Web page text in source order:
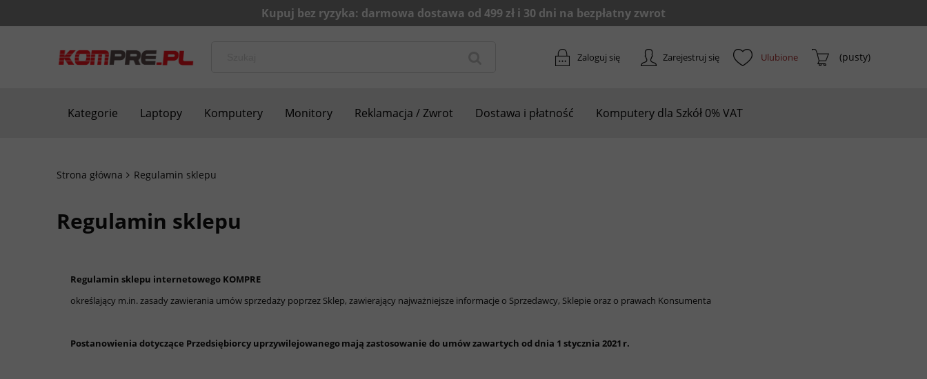
Zarejestruj się
Zaloguj się (pusty)
Kategorie Laptopy Komputery Monitory Reklamacja / Zwrot Dostawa i płatność Komputery dla Szkół 0% VAT
Strona główna Regulamin sklepu
Regulamin sklepu
Regulamin sklepu internetowego KOMPRE
określający m.in. zasady zawierania umów sprzedaży poprzez Sklep, zawierający najważniejsze informacje o Sprzedawcy, Sklepie oraz o prawach Konsumenta
Postanowienia dotyczące Przedsiębiorcy uprzywilejowanego mają zastosowanie do umów zawartych od dnia 1 stycznia 2021 r.